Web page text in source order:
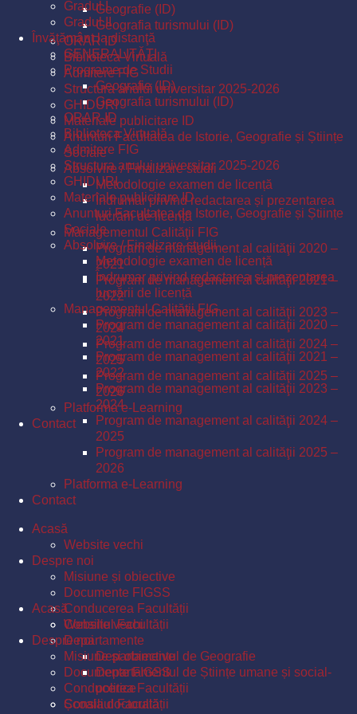
Geografie (ID)
Geografia turismului (ID)
ORAR ID
Biblioteca Virtuală
Admitere FIG
Structura anului universitar 2025-2026
GHIDURI
Materiale publicitare ID
Anunturi Facultatea de Istorie, Geografie și Științe
Sociale
Absolvire / Finalizare studii
Metodologie examen de licență
Îndrumar privind redactarea și prezentarea
lucrării de licență
Managementul Calităţii FIG
Program de management al calităţii 2020 –
2021
Program de management al calităţii 2021 –
2022
Program de management al calităţii 2023 –
2024
Program de management al calităţii 2024 –
2025
Program de management al calităţii 2025 –
2026
Platforma e-Learning
Contact
Gradul I
Gradul II
Învăţământ la distanţă
GENERALITĂŢI
Programe de Studii
Geografie (ID)
Geografia turismului (ID)
ORAR ID
Biblioteca Virtuală
Admitere FIG
Structura anului universitar 2025-2026
GHIDURI
Materiale publicitare ID
Anunturi Facultatea de Istorie, Geografie și Științe
Sociale
Absolvire / Finalizare studii
Metodologie examen de licență
Îndrumar privind redactarea și prezentarea
lucrării de licență
Managementul Calităţii FIG
Program de management al calităţii 2020 –
2021
Program de management al calităţii 2021 –
2022
Program de management al calităţii 2023 –
2024
Program de management al calităţii 2024 –
2025
Program de management al calităţii 2025 –
2026
Platforma e-Learning
Contact
Acasă
Website vechi
Despre noi
Misiune și obiective
Documente FIGSS
Conducerea Facultății
Consiliul Facultății
Departamente
Departamentul de Geografie
Departamentul de Științe umane și social-
politice
Școala doctorală
Acasă
Website vechi
Despre noi
Misiune și obiective
Documente FIGSS
Conducerea Facultății
Consiliul Facultății